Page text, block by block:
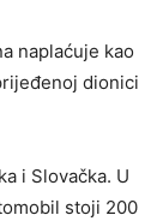
naplaćuje kao
dionici
i Slovačka. U
stoji 200